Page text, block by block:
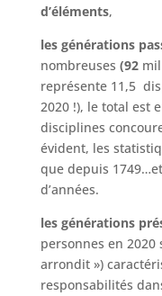
d’éléments,
les générations
nombreuses (92
représente 11,5
2020 !), le total est
disciplines
évident, les
que depuis
d’années.
les générations
personnes en
arrondit »)
responsabilités